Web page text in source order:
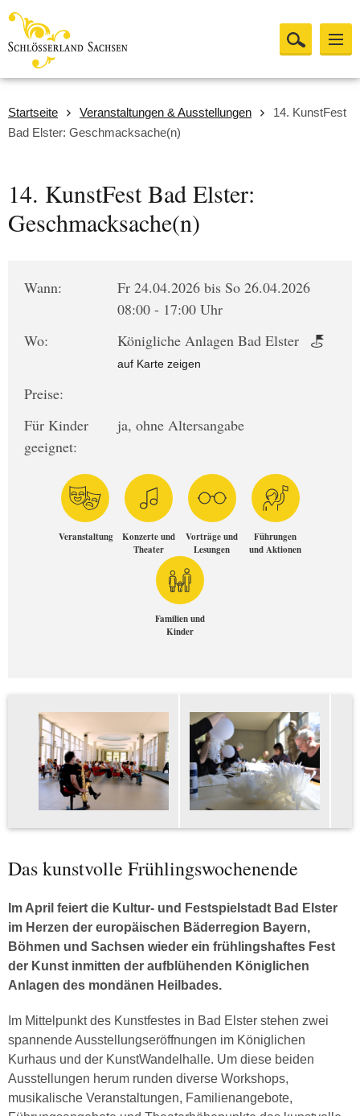
Startseite Veranstaltungen & Ausstellungen
14. KunstFest
Bad Elster: Geschmacksache(n)
14. KunstFest Bad Elster:
Geschmacksache(n)
Wann:
Fr 24.04.2026 bis So 26.04.2026
08:00 - 17:00 Uhr
Wo:
Königliche Anlagen Bad Elster
auf Karte zeigen
Preise:
Für Kinder
geeignet:
ja, ohne Altersangabe
Veranstaltung
Konzerte und
Theater
Vorträge und
Lesungen
Führungen
und Aktionen
Familien und
Kinder
Das kunstvolle Frühlingswochenende
Im April feiert die Kultur- und Festspielstadt Bad Elster
im Herzen der europäischen Bäderregion Bayern,
Böhmen und Sachsen wieder ein frühlingshaftes Fest
der Kunst inmitten der aufblühenden Königlichen
Anlagen des mondänen Heilbades.
Im Mittelpunkt des Kunstfestes in Bad Elster stehen zwei
spannende Ausstellungseröffnungen im Königlichen
Kurhaus und der KunstWandelhalle. Um diese beiden
Ausstellungen herum runden diverse Workshops,
musikalische Veranstaltungen, Familienangebote,